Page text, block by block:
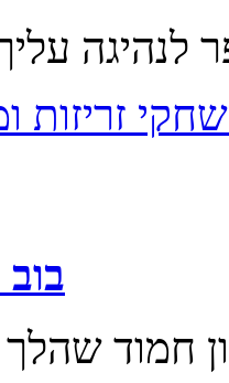
זריזות
בוב